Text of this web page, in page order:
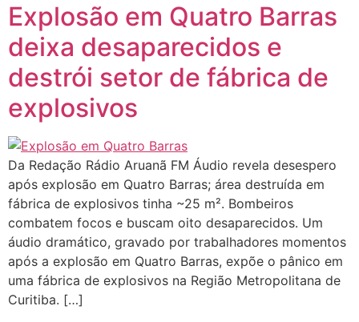
Explosão em Quatro Barras
deixa desaparecidos e
destrói setor de fábrica de
explosivos
Da Redação Rádio Aruanã FM Áudio revela desespero
após explosão em Quatro Barras; área destruída em
fábrica de explosivos tinha ~25 m². Bombeiros
combatem focos e buscam oito desaparecidos. Um
áudio dramático, gravado por trabalhadores momentos
após a explosão em Quatro Barras, expõe o pânico em
uma fábrica de explosivos na Região Metropolitana de
Curitiba. […]